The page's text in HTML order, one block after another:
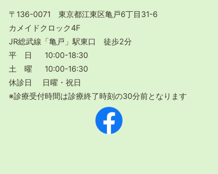
〒136-0071 東京都江東区亀戸6丁目31-6
カメイドクロック4F
JR総武線「亀戸」駅東口 徒歩2分
平 日 10:00-18:30
土 曜 10:00-16:30
休診日 日曜・祝日
※診療受付時間は診療終了時刻の30分前となります